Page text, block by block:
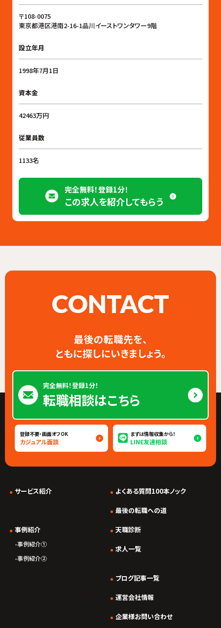
〒108-0075
東京都港区港南2-16-1品川イーストワンタワー9階
設立年月
1998年7月1日
資本金
42463万円
従業員数
1133名
完全無料！登録1分！
この求人を紹介してもらう
CONTACT
最後の転職先を、
ともに探しにいきましょう。
完全無料！登録1分！
転職相談はこちら
登録不要・画面オフOK
カジュアル面談
まずは情報収集から！
LINE友達相談
サービス紹介
事例紹介
事例紹介①
事例紹介②
よくある質問100本ノック
最後の転職への道
天職診断
求人一覧
ブログ記事一覧
運営会社情報
企業様お問い合わせ